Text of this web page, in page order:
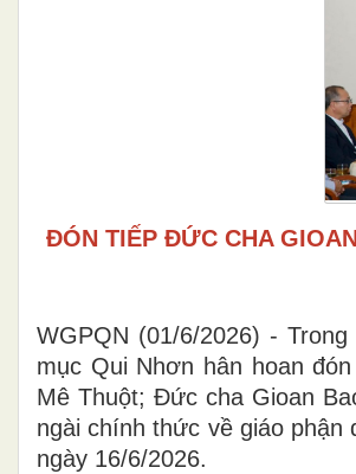
ĐÓN TIẾP ĐỨC CHA
WGPQN (01/6/2026) -
mục Qui Nhơn hân hoan
Mê Thuột; Đức cha Gioan
ngài chính thức về giáo
ngày 16/6/2026.